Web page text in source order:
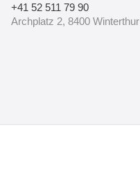
+41 52 511 79 90
Archplatz 2, 8400 Winterthur